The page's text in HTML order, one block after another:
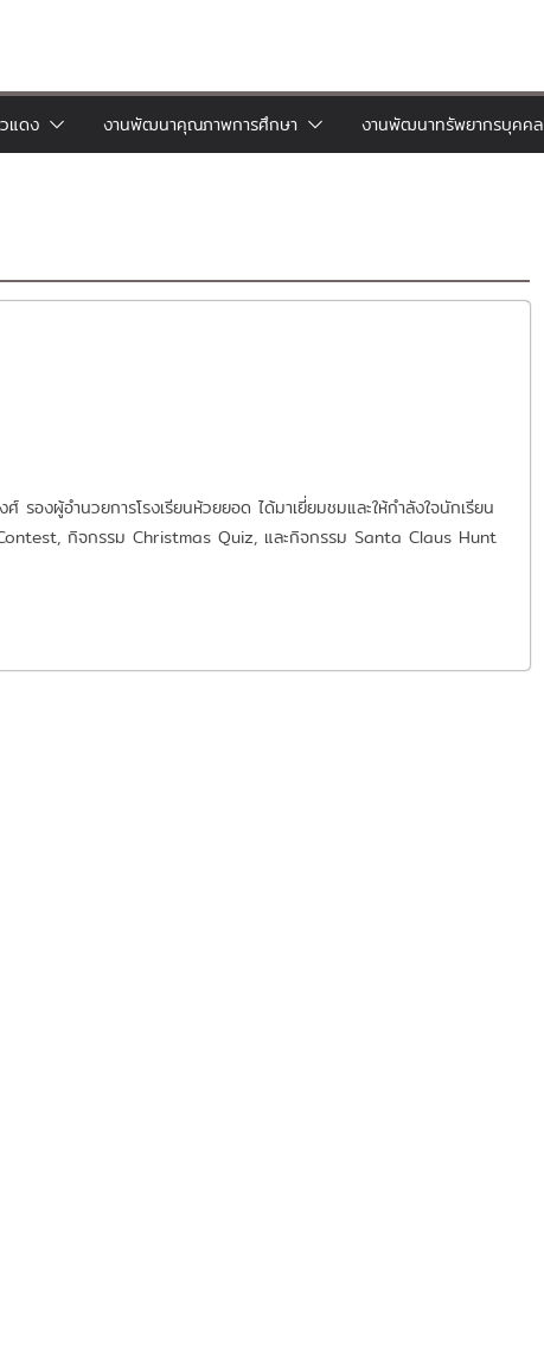
แดง งานพัฒนาคุณภาพการศึกษา งานพัฒนาทรัพยากรบุคคล
ผู้อำนวยการโรงเรียนห้วยยอด ได้มาเยี่ยมชมและให้กำลังใจนักเรียน
กิจกรรม Christmas Quiz, และกิจกรรม Santa Claus Hunt